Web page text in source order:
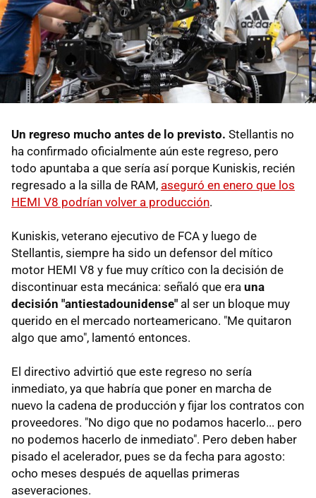
Un regreso mucho antes de lo previsto. Stellantis no
ha confirmado oficialmente aún este regreso, pero
todo apuntaba a que sería así porque Kuniskis, recién
regresado a la silla de RAM, aseguró en enero que los
HEMI V8 podrían volver a producción.
Kuniskis, veterano ejecutivo de FCA y luego de
Stellantis, siempre ha sido un defensor del mítico
motor HEMI V8 y fue muy crítico con la decisión de
discontinuar esta mecánica: señaló que era una
decisión "antiestadounidense" al ser un bloque muy
querido en el mercado norteamericano. "Me quitaron
algo que amo", lamentó entonces.
El directivo advirtió que este regreso no sería
inmediato, ya que habría que poner en marcha de
nuevo la cadena de producción y fijar los contratos con
proveedores. "No digo que no podamos hacerlo... pero
no podemos hacerlo de inmediato". Pero deben haber
pisado el acelerador, pues se da fecha para agosto:
ocho meses después de aquellas primeras
aseveraciones.